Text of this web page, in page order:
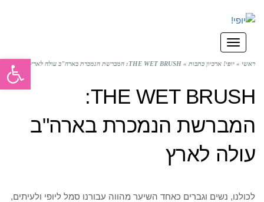
תפריט
ראשי » יופי! ארכיון כתבות » THE WET BRUSH: המברשת הנמכרת בארה"ב עולה לארץ
THE WET BRUSH:
המברשת הנמכרת בארה"ב
עולה לארץ
לכולנו, נשים וגברים כאחד השיער מהווה עבורנו סמל ליופי ולעיתים,
פתח